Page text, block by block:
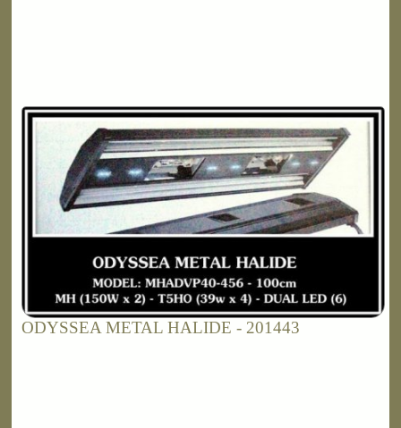
ODYSSEA METAL HALIDE - 201443